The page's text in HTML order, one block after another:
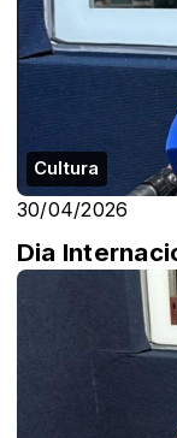
Cultura
30/04/2026
Dia